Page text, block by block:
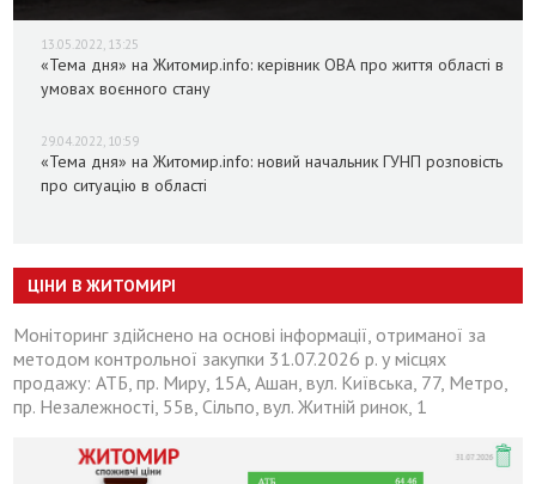
13.05.2022, 13:25
«Тема дня» на Житомир.info: керівник ОВА про життя області в
умовах воєнного стану
29.04.2022, 10:59
«Тема дня» на Житомир.info: новий начальник ГУНП розповість
про ситуацію в області
ЦІНИ В ЖИТОМИРІ
Моніторинг здійснено на основі інформації, отриманої за
методом контрольної закупки 31.07.2026 р. у місцях
продажу: АТБ, пр. Миру, 15А, Ашан, вул. Київська, 77, Метро,
пр. Незалежності, 55в, Сільпо, вул. Житній ринок, 1